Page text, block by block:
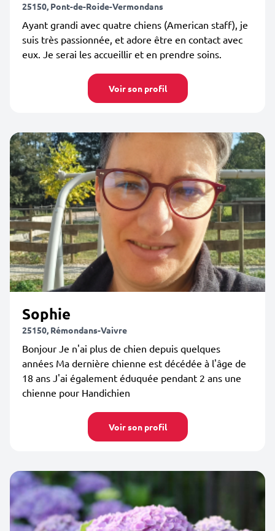
25150, Pont-de-Roide-Vermondans
Ayant grandi avec quatre chiens (American staff), je
suis très passionnée, et adore être en contact avec
eux. Je serai les accueillir et en prendre soins.
Voir son profil
Sophie
25150, Rémondans-Vaivre
Bonjour Je n'ai plus de chien depuis quelques
années Ma dernière chienne est décédée à l'âge de
18 ans J'ai également éduquée pendant 2 ans une
chienne pour Handichien
Voir son profil